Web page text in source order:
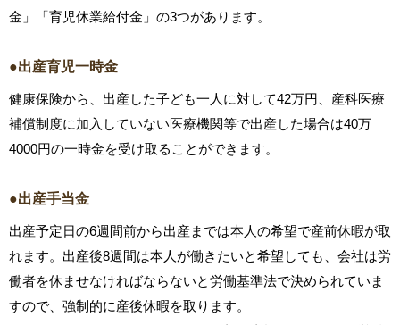
金」「育児休業給付金」の3つがあります。
●出産育児一時金
健康保険から、出産した子ども一人に対して42万円、産科医療
補償制度に加入していない医療機関等で出産した場合は40万
4000円の一時金を受け取ることができます。
●出産手当金
出産予定日の6週間前から出産までは本人の希望で産前休暇が取
れます。出産後8週間は本人が働きたいと希望しても、会社は労
働者を休ませなければならないと労働基準法で決められていま
すので、強制的に産後休暇を取ります。